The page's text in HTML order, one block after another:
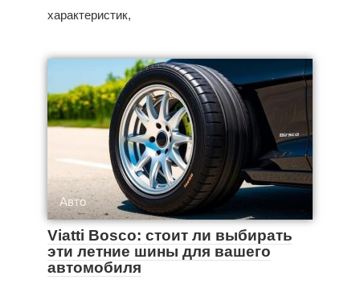
характеристик,
Авто
Viatti Bosco: стоит ли выбирать
эти летние шины для вашего
автомобиля